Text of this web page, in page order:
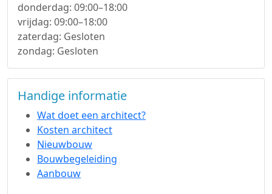
donderdag: 09:00–18:00
vrijdag: 09:00–18:00
zaterdag: Gesloten
zondag: Gesloten
Handige informatie
Wat doet een architect?
Kosten architect
Nieuwbouw
Bouwbegeleiding
Aanbouw